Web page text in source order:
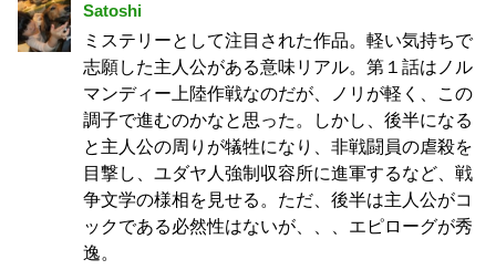
Satoshi
ミステリーとして注目された作品。軽い気持ちで
志願した主人公がある意味リアル。第１話はノル
マンディー上陸作戦なのだが、ノリが軽く、この
調子で進むのかなと思った。しかし、後半になる
と主人公の周りが犠牲になり、非戦闘員の虐殺を
目撃し、ユダヤ人強制収容所に進軍するなど、戦
争文学の様相を見せる。ただ、後半は主人公がコ
ックである必然性はないが、、、エピローグが秀
逸。